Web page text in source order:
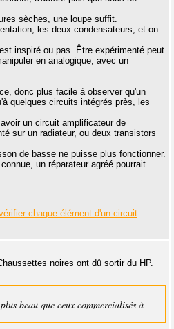
sèches, une loupe suffit.
les deux condensateurs, et on
inspiré ou pas. Être expérimenté peut
en analogique, avec un
donc plus facile à observer qu'un
quelques circuits intégrés près, les
un circuit amplificateur de
sur un radiateur, ou deux transistors
de basse ne puisse plus fonctionner.
un réparateur agréé pourrait
chaque élément d'un circuit
noires ont dû sortir du HP.
beau que ceux commercialisés à